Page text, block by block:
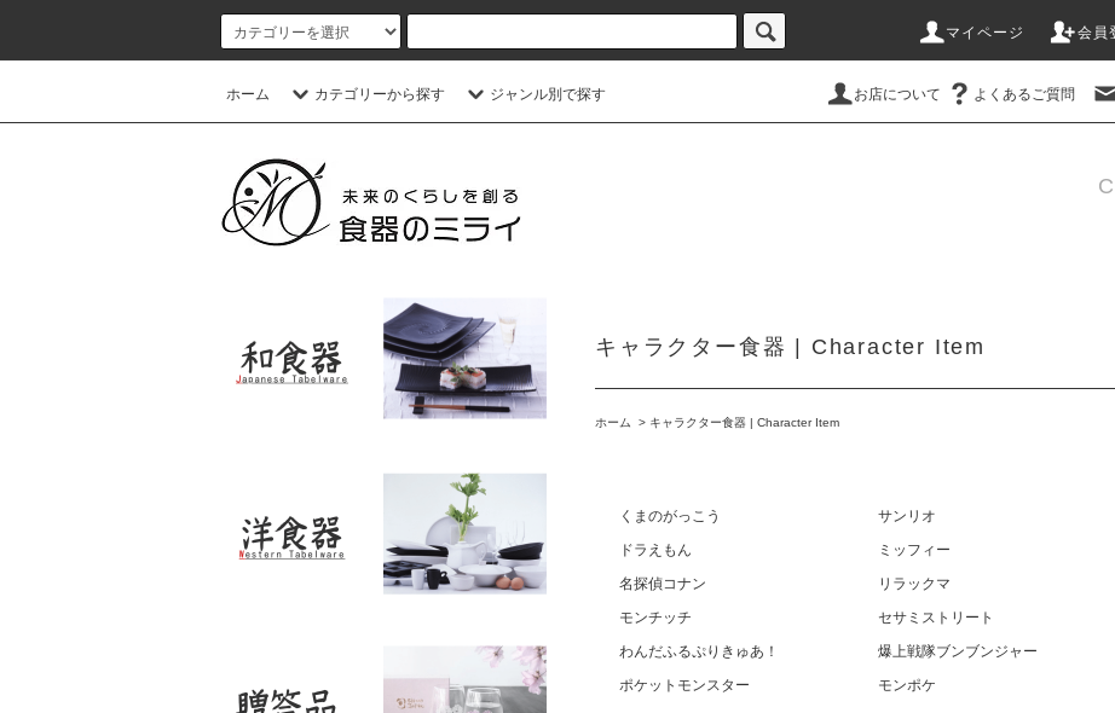
マイページ 会員
ホーム カテゴリーから探す ジャンル別で探す お店について よくあるご質問
キャラクター食器 | Character Item
ホーム > キャラクター食器 | Character Item
くまのがっこう サンリオ
ドラえもん
ミッフィー
名探偵コナン
リラックマ
モンチッチ
セサミストリート
わんだふるぷりきゅあ！
爆上戦隊ブンブンジャー
ポケットモンスター
モンポケ